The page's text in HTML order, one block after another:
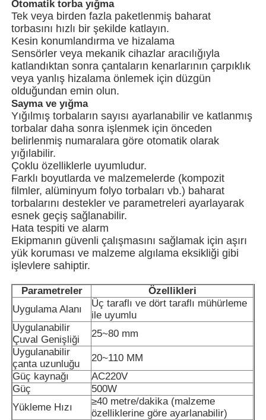
Evde
Ürünler
videolar
Bizim Hakkımızda
Fabrika turu
Kalite kontrolü
Bize Ulaşın
Otomatik torba yığma
Tek veya birden fazla paketlenmiş baharat
torbasını hızlı bir şekilde katlayın.
Kesin konumlandırma ve hizalama
Sensörler veya mekanik cihazlar aracılığıyla
katlandıktan sonra çantaların kenarlarının çarpıklık
veya yanlış hizalama önlemek için düzgün
olduğundan emin olun.
Sayma ve yığma
Yığılmış torbaların sayısı ayarlanabilir ve katlanmış
torbalar daha sonra işlenmek için önceden
belirlenmiş numaralara göre otomatik olarak
yığılabilir.
Çoklu özelliklerle uyumludur.
Farklı boyutlarda ve malzemelerde (kompozit
filmler, alüminyum folyo torbaları vb.) baharat
torbalarını destekler ve parametreleri ayarlayarak
esnek geçiş sağlanabilir.
Hata tespiti ve alarm
Ekipmanın güvenli çalışmasını sağlamak için aşırı
yük koruması ve malzeme algılama eksikliği gibi
işlevlere sahiptir.
Parametreler
Özellikleri
Uygulama Alanı
Üç taraflı ve dört taraflı mühürleme
ile uyumlu
Uygulanabilir
Çuval Genişliği
25~80 mm
Uygulanabilir
çanta uzunluğu
20~110 MM
Güç kaynağı
AC220V
Güç
500W
Yükleme Hızı
≥40 metre/dakika (malzeme
özelliklerine göre ayarlanabilir)